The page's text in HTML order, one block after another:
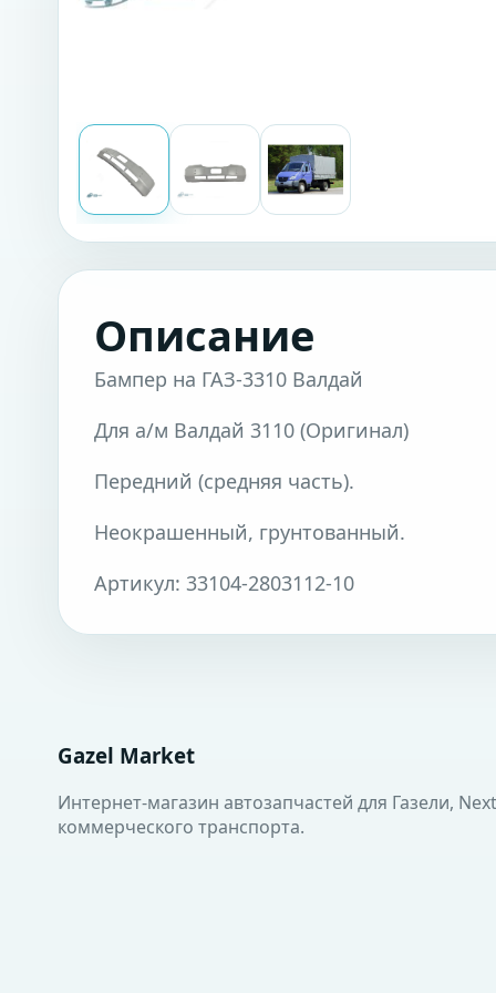
Описание
Бампер на ГАЗ-3310 Валдай
Для а/м Валдай 3110 (Оригинал)
Передний (средняя часть).
Неокрашенный, грунтованный.
Артикул: 33104-2803112-10
Gazel Market
Интернет-магазин автозапчастей для Газели,
коммерческого транспорта.